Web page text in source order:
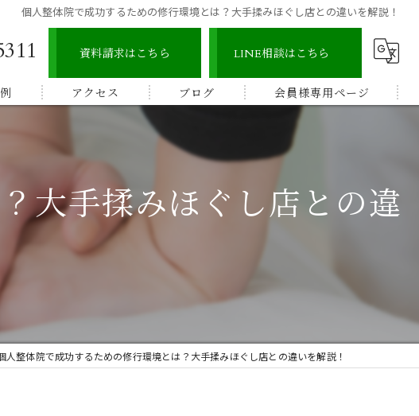
個人整体院で成功するための修行環境とは？大手揉みほぐし店との違いを解説！
資料請求はこちら LINE相談はこちら
アクセス
宇城市三角地区
宇城市松橋地区
熊本南地区
ブログ
コラム
会員様専用ページ
認定整体師コース
顔つぼコース
大手揉みほぐし店との違
人整体院で成功するための修行環境とは？大手揉みほぐし店との違いを解説！